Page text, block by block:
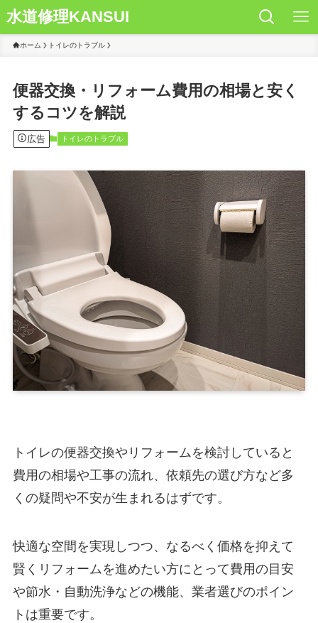
水道修理KANSUI
ホーム トイレのトラブル
便器交換・リフォーム費用の相場と安く
するコツを解説
広告 トイレのトラブル
トイレの便器交換やリフォームを検討していると
費用の相場や工事の流れ、依頼先の選び方など多
くの疑問や不安が生まれるはずです。
快適な空間を実現しつつ、なるべく価格を抑えて
賢くリフォームを進めたい方にとって費用の目安
や節水・自動洗浄などの機能、業者選びのポイン
トは重要です。